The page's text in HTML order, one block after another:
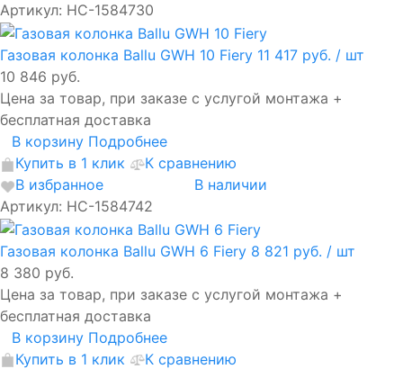
Артикул: НС-1584730
Газовая колонка Ballu GWH 10 Fiery 11 417 руб. / шт
10 846 руб.
Цена за товар, при заказе с услугой монтажа +
бесплатная доставка
В корзину Подробнее
Купить в 1 клик
К сравнению
В избранное
В наличии
Артикул: НС-1584742
Газовая колонка Ballu GWH 6 Fiery 8 821 руб. / шт
8 380 руб.
Цена за товар, при заказе с услугой монтажа +
бесплатная доставка
В корзину Подробнее
Купить в 1 клик
К сравнению